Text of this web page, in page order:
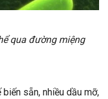
qua đường miệng
sẵn, nhiều dầu mỡ,